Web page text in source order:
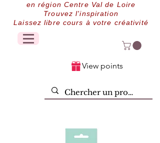
en région Centre Val de Loire
Trouvez l'inspiration
Laissez libre cours à votre créativité
View points